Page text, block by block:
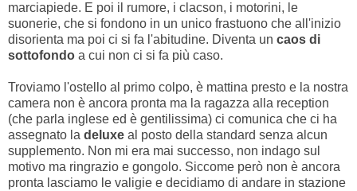
marciapiede. E poi il rumore, i clacson, i motorini, le
suonerie, che si fondono in un unico frastuono che all'inizio
disorienta ma poi ci si fa l'abitudine. Diventa un caos di
sottofondo a cui non ci si fa più caso.
Troviamo l'ostello al primo colpo, è mattina presto e la nostra
camera non è ancora pronta ma la ragazza alla reception
(che parla inglese ed è gentilissima) ci comunica che ci ha
assegnato la deluxe al posto della standard senza alcun
supplemento. Non mi era mai successo, non indago sul
motivo ma ringrazio e gongolo. Siccome però non è ancora
pronta lasciamo le valigie e decidiamo di andare in stazione